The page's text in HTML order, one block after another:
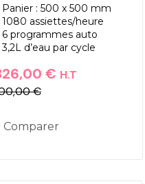
Panier : 500 x 500 mm
1080 assiettes/heure
6 programmes auto
3,2L d’eau par cycle
€ H.T
de base
€
Comparer